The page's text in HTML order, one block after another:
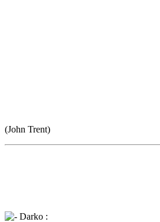
(John Trent)
Darko :